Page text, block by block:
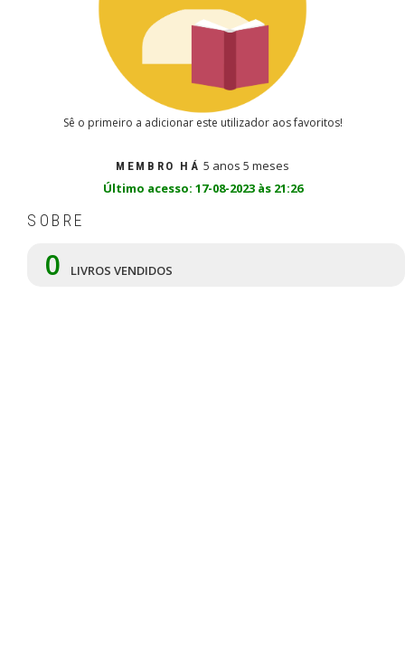
Sê o primeiro a adicionar este utilizador aos favoritos!
MEMBRO HÁ 5 anos 5 meses
Último acesso: 17-08-2023 às 21:26
SOBRE
0 LIVROS VENDIDOS